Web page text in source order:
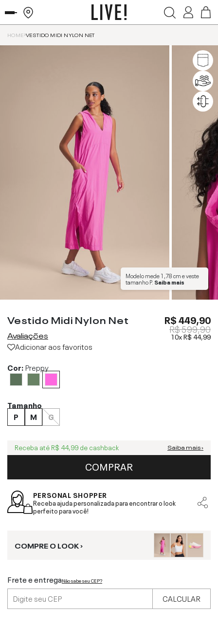
HOME VESTIDO MIDI NYLON NET
Modelo mede1,78 cme veste
tamanhoP. Saiba mais
Vestido Midi Nylon Net
Avaliações
Adicionar aos favoritos
R$ 449,90
R$ 599,90
10xR$ 44,99
Cor:Preppy
Tamanho
P
M G
Receba até R$ 44,99 de cashback Saiba mais ›
COMPRAR
PERSONAL SHOPPER
Receba ajuda personalizada para encontrar o look
perfeito para você!
COMPRE O LOOK ›
Frete e entregaNão sabe seu CEP?
CALCULAR